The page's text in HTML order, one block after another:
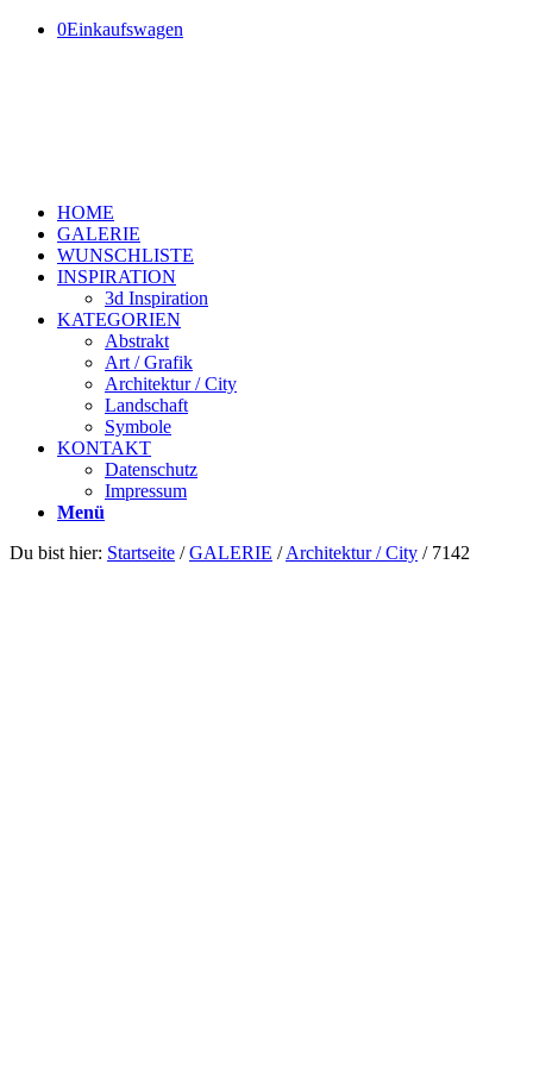
0Einkaufswagen
HOME
GALERIE
WUNSCHLISTE
INSPIRATION
3d Inspiration
KATEGORIEN
Abstrakt
Art / Grafik
Architektur / City
Landschaft
Symbole
KONTAKT
Datenschutz
Impressum
Menü
Du bist hier: Startseite / GALERIE / Architektur / City / 7142